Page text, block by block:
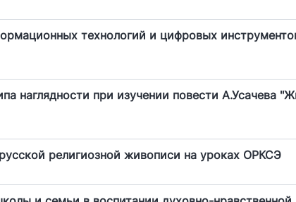
технологий и цифровых
наглядности при изучении повести А.Усачева
религиозной живописи на уроках ОРКСЭ